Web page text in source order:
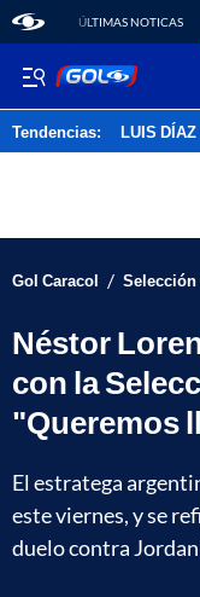
ÚLTIMAS NOTICAS
Tendencias: LUIS DÍAZ
Gol Caracol /
Néstor
con la
"Queremos
El estratega
este viernes, y se
duelo contra